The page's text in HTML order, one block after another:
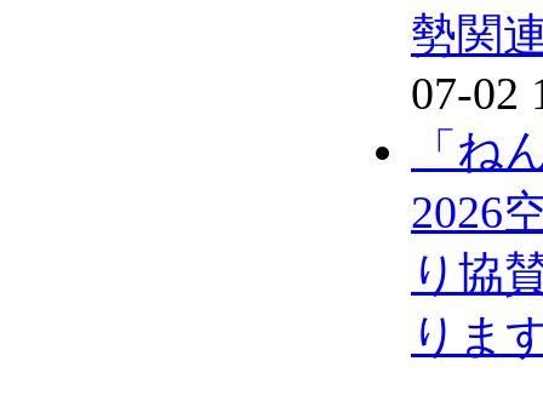
勢関
07-02
「ね
2026
り協
りま